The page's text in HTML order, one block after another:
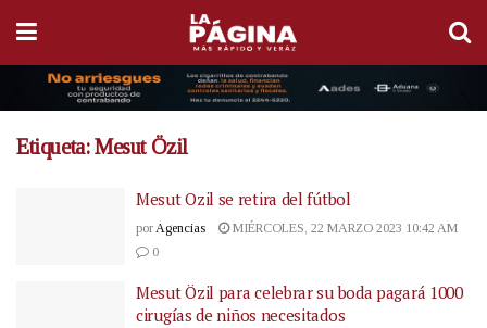
Etiqueta:Mesut Özil
Mesut Ozil se retira del fútbol
por Agencias
MIÉRCOLES, 22 MARZO 2023 10:42 AM
0
Mesut Özil para celebrar su boda pagará 1000
cirugías de niños necesitados